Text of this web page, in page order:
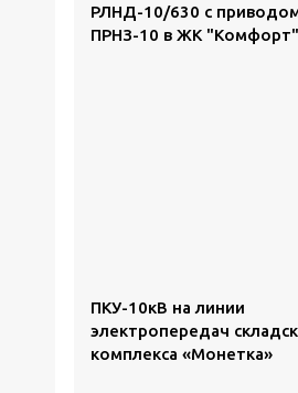
РЛНД-10/630 с
ПРНЗ-10 в ЖК "Комфорт"
ПКУ-10кВ на линии
электропередач
комплекса «Монетка»